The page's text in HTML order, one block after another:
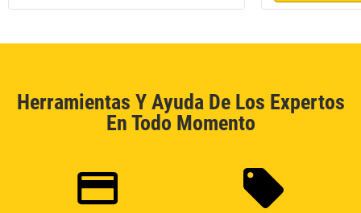
Herramientas Y Ayuda De Los Expertos
En Todo Momento